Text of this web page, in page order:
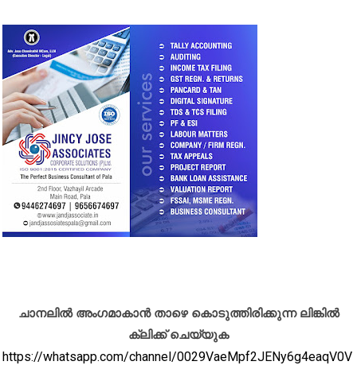
ചാനലിൽ അംഗമാകാൻ താഴെ കൊടുത്തിരിക്കുന്ന ലിങ്കിൽ
ക്ലിക്ക് ചെയ്യുക
https://whatsapp.com/channel/0029VaeMpf2JENy6g4eaqV0V